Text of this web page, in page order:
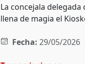
La concejala
llena de magia el
Fecha: 29/05/2026